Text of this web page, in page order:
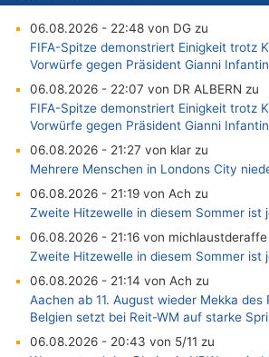
06.08.2026 - 22:48 von DG zu
FIFA-Spitze demonstriert Einigkeit trotz
Vorwürfe gegen Präsident Gianni
06.08.2026 - 22:07 von DR ALBERN zu
FIFA-Spitze demonstriert Einigkeit trotz
Vorwürfe gegen Präsident Gianni
06.08.2026 - 21:27 von klar zu
Mehrere Menschen in Londons City
06.08.2026 - 21:19 von Ach zu
Zweite Hitzewelle in diesem Sommer ist
06.08.2026 - 21:16 von michlaustderaffe
Zweite Hitzewelle in diesem Sommer ist
06.08.2026 - 21:14 von Ach zu
Aachen ab 11. August wieder Mekka des
Belgien setzt bei Reit-WM auf starke
06.08.2026 - 20:43 von 5/11 zu